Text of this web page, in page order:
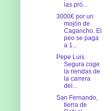
las pró...
3000€ por un
mojón de
Cagancho. El
peo se paga
a 1...
Pepe Luis
Segura coge
la riendas de
la carrera
del...
San Fernando,
tierra de